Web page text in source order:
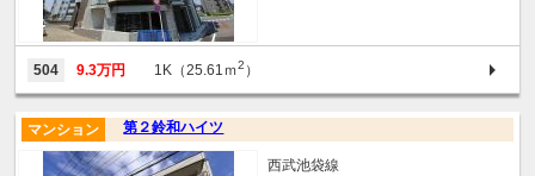
504 9.3万円 1K（25.61ｍ2 ）
第２鈴和ハイツ
マンション
西武池袋線